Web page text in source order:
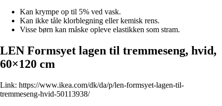
Kan krympe op til 5% ved vask.
Kan ikke tåle klorblegning eller kemisk rens.
Visse børn kan måske opleve elastikken som stram.
LEN Formsyet lagen til tremmeseng, hvid,
60×120 cm
Link: https://www.ikea.com/dk/da/p/len-formsyet-lagen-til-
tremmeseng-hvid-50113938/